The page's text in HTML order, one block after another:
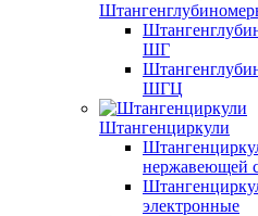
ШГ
ШГЦ
Штангенциркули
нержавеющей
электронные